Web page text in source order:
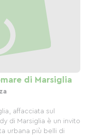
di Marsiglia
affacciata sul
di Marsiglia è un invito
urbana più belli di